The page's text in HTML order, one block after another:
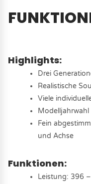
Highlights:
Drei
Realistische
Viele
Modelljahrwahl
Fein
und Achse
Funktionen:
Leistung: 396